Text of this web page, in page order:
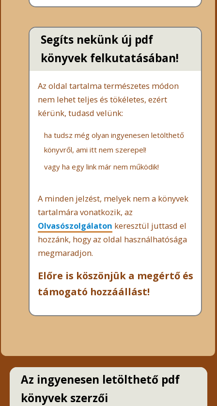
Segíts nekünk új pdf
könyvek felkutatásában!
Az oldal tartalma természetes módon
nem lehet teljes és tökéletes, ezért
kérünk, tudasd velünk:
ha tudsz még olyan ingyenesen letölthető
könyvről, ami itt nem szerepel!
vagy ha egy link már nem működik!
A minden jelzést, melyek nem a könyvek
tartalmára vonatkozik, az
Olvasószolgálaton keresztül juttasd el
hozzánk, hogy az oldal használhatósága
megmaradjon.
Előre is köszönjük a megértő és
támogató hozzáállást!
Az ingyenesen letölthető pdf
könyvek szerzői